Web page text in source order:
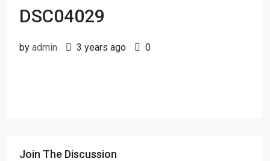
DSC04029
by admin 3 years ago 0
Join The Discussion